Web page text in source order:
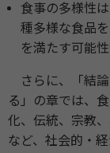
食事の多様性
種多様な食品
を満たす可能性
さらに、「結論
る」の章では、
化、伝統、宗教
など、社会的・